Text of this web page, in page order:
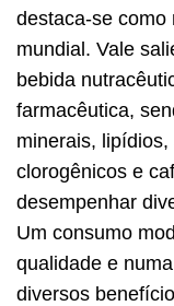
destaca-se como
mundial. Vale
bebida
farmacêutica,
minerais,
clorogênicos e
desempenhar
Um consumo
qualidade e
diversos